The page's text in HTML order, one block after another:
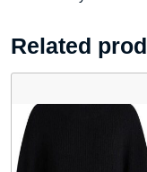
Related